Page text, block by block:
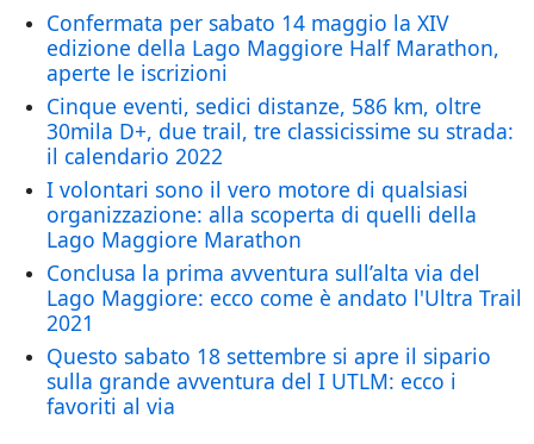
Confermata per sabato 14 maggio la XIV
edizione della Lago Maggiore Half Marathon,
aperte le iscrizioni
Cinque eventi, sedici distanze, 586 km, oltre
30mila D+, due trail, tre classicissime su strada:
il calendario 2022
I volontari sono il vero motore di qualsiasi
organizzazione: alla scoperta di quelli della
Lago Maggiore Marathon
Conclusa la prima avventura sull’alta via del
Lago Maggiore: ecco come è andato l'Ultra Trail
2021
Questo sabato 18 settembre si apre il sipario
sulla grande avventura del I UTLM: ecco i
favoriti al via